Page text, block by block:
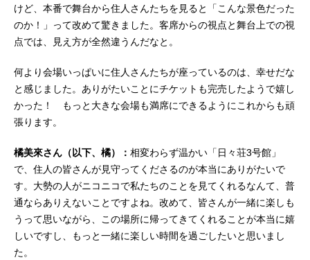
けど、本番で舞台から住人さんたちを見ると「こんな景色だった
のか！」って改めて驚きました。客席からの視点と舞台上での視
点では、見え方が全然違うんだなと。
何より会場いっぱいに住人さんたちが座っているのは、幸せだな
と感じました。ありがたいことにチケットも完売したようで嬉し
かった！ もっと大きな会場も満席にできるようにこれからも頑
張ります。
橘美來さん（以下、橘）： 相変わらず温かい「日々荘3号館」
で、住人の皆さんが見守ってくださるのが本当にありがたいで
す。大勢の人がニコニコで私たちのことを見てくれるなんて、普
通ならありえないことですよね。改めて、皆さんが一緒に楽しも
うって思いながら、この場所に帰ってきてくれることが本当に嬉
しいですし、もっと一緒に楽しい時間を過ごしたいと思いまし
た。